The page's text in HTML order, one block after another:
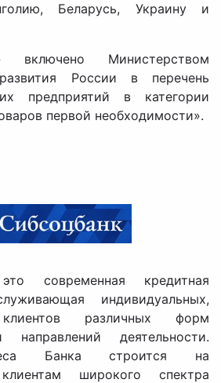
Беларусь, Украину и
Министерством
России в перечень
предприятий в категории
первой необходимости».
современная кредитная
индивидуальных,
клиентов различных форм
направлений деятельности.
Банка строится на
широкого спектра